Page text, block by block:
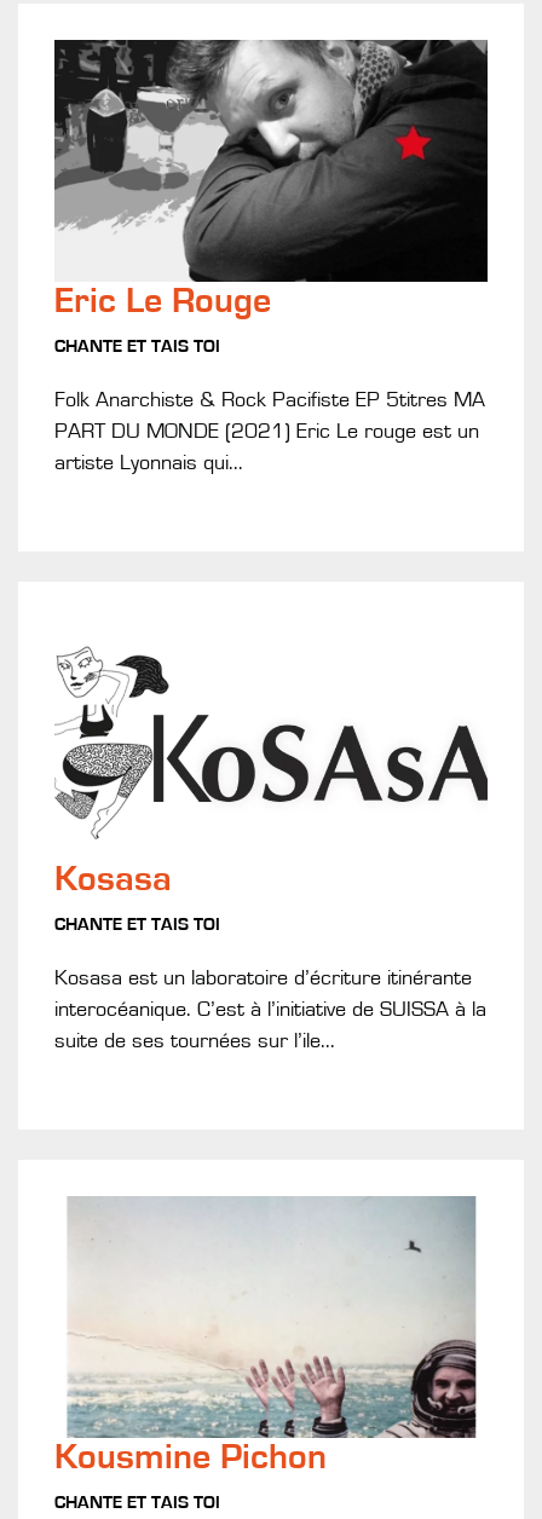
Eric Le Rouge
CHANTE ET TAIS TOI
Folk Anarchiste & Rock Pacifiste EP 5titres MA
PART DU MONDE (2021) Eric Le rouge est un
artiste Lyonnais qui...
Kosasa
CHANTE ET TAIS TOI
Kosasa est un laboratoire d’écriture itinérante
interocéanique. C’est à l’initiative de SUISSA à la
suite de ses tournées sur l’ile...
Kousmine Pichon
CHANTE ET TAIS TOI